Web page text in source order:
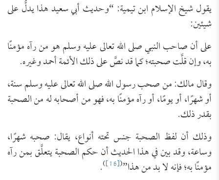
يقول شيخ الإسلام ابن تيمية: “وحديث أبي سعيد هذا يدلُّ على
شيئين:
على أن صاحب النبي صلى الله تعالى عليه وسلم هو من رآه مؤمنًا
به، وإن قلَّت صحبته؛ كما قد نصَّ على ذلك الأئمة أحمد وغيره.
وقال مالك: من صحب رسول الله صلى الله تعالى عليه وسلم سنة،
أو شهرًا، أو يومًا، أو رآه مؤمنًا به، فهو من أصحابه له من الصحبة
بقدر ذلك.
وذلك أن لفظ الصحبة جنس تحته أنواع، يقال: صحبه شهرًا،
وساعة، وقد بين في هذا الحديث أن حكم الصحبة يتعلَّق بمن رآه
مؤمنًا به؛ فإنه لا بد من هذا”(
[16]
)
.